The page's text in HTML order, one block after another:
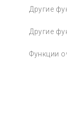
Другие
Другие
Функции